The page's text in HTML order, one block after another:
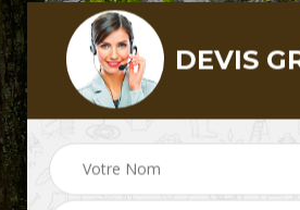
01 Tonte et réfection de
DEVIS